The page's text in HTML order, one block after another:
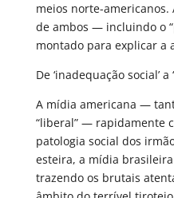
meios norte-americanos.
de ambos — incluindo o
montado para explicar a
De ‘inadequação social’
A mídia americana —
“liberal” — rapidamente
patologia social dos
esteira, a mídia
trazendo os brutais